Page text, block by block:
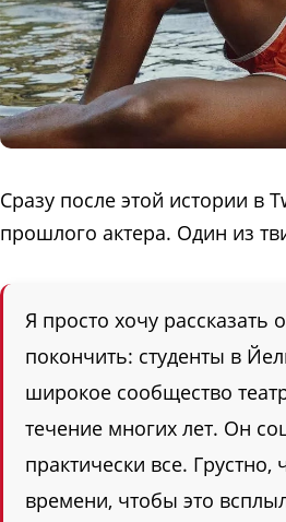
Сразу после этой истории в
прошлого актера. Один из
Я просто хочу
покончить: студенты в
широкое сообщество
течение многих лет. Он
практически все.
времени, чтобы это